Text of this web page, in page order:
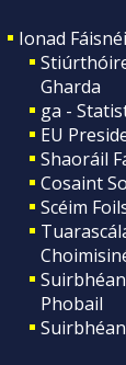
Ionad
Gharda
ga -
EU
Shaoráil
Cosaint
Scéim
Phobail